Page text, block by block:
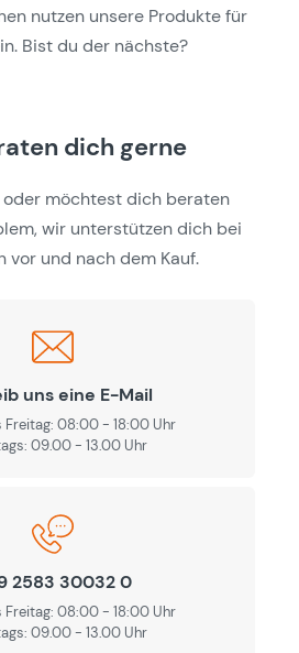
nutzen unsere Produkte für
Bist du der nächste?
dich gerne
oder möchtest dich beraten
wir unterstützen dich bei
vor und nach dem Kauf.
uns eine E-Mail
Freitag: 08:00 - 18:00 Uhr
09.00 - 13.00 Uhr
2583 30032 0
Freitag: 08:00 - 18:00 Uhr
09.00 - 13.00 Uhr